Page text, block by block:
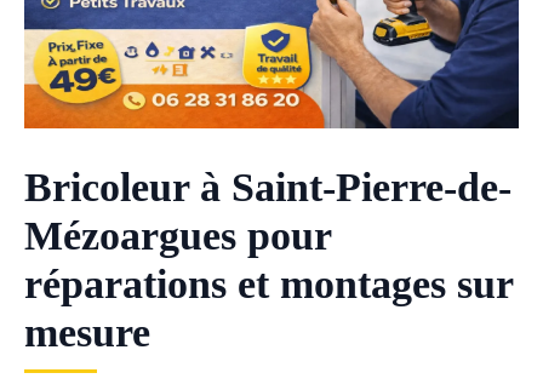
Bricoleur à Saint-Pierre-de-
Mézoargues pour
réparations et montages sur
mesure